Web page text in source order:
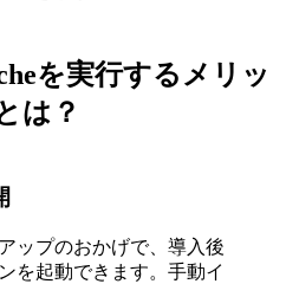
を実行するメリッ
は？
ップのおかげで、導入後
を起動できます。手動イ